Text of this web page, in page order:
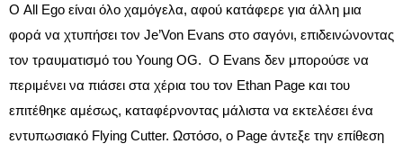
Ο All Ego είναι όλο χαμόγελα, αφού κατάφερε για άλλη μια
φορά να χτυπήσει τον Je’Von Evans στο σαγόνι, επιδεινώνοντας
τον τραυματισμό του Young OG. Ο Evans δεν μπορούσε να
περιμένει να πιάσει στα χέρια του τον Ethan Page και του
επιτέθηκε αμέσως, καταφέρνοντας μάλιστα να εκτελέσει ένα
εντυπωσιακό Flying Cutter. Ωστόσο, ο Page άντεξε την επίθεση